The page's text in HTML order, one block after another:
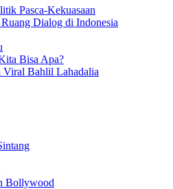
Pasca-Kekuasaan
Dialog di Indonesia
Bisa Apa?
Viral Bahlil Lahadalia
Bollywood